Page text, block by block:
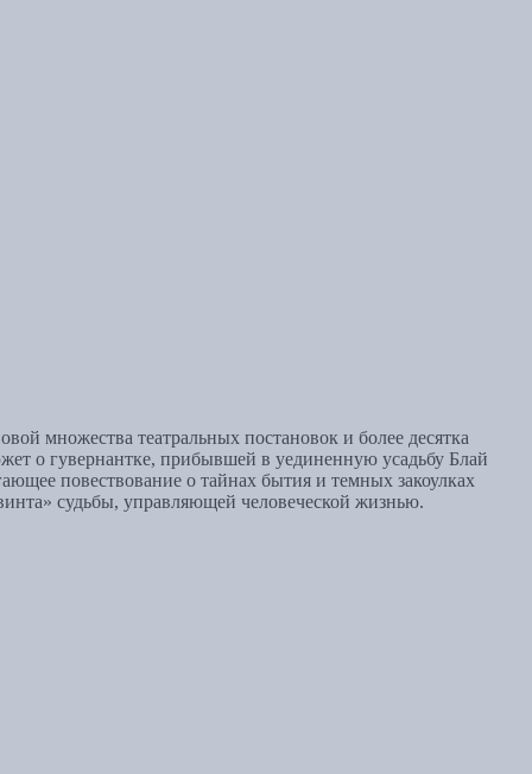
множества театральных постановок и более десятка
о гувернантке, прибывшей в уединенную усадьбу Блай
повествование о тайнах бытия и темных закоулках
судьбы, управляющей человеческой жизнью.